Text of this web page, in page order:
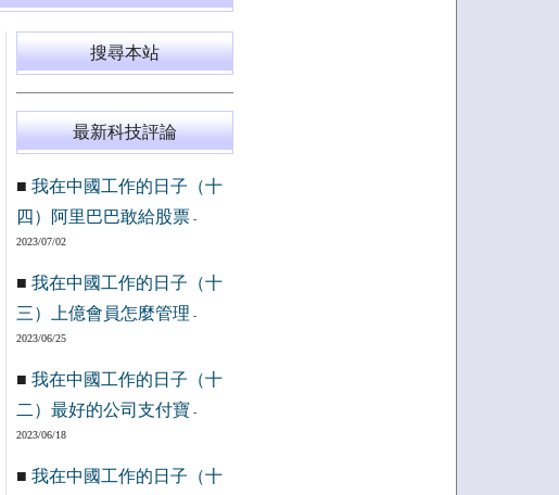
搜尋本站
最新科技評論
■ 我在中國工作的日子（十
四）阿里巴巴敢給股票-
2023/07/02
■ 我在中國工作的日子（十
三）上億會員怎麼管理 -
2023/06/25
■ 我在中國工作的日子（十
二）最好的公司支付寶 -
2023/06/18
■ 我在中國工作的日子（十